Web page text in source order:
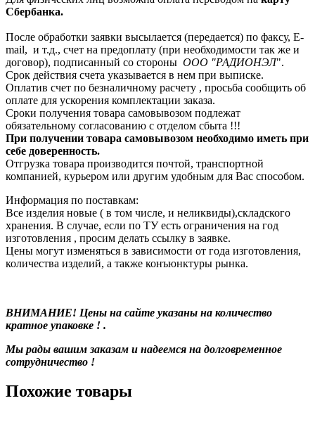
Сбербанка.
После обработки заявки высылается (передается) по факсу, E-
mail, и т.д., счет на предоплату (при необходимости так же и
договор), подписанный со стороны ООО "РАДИОНЭЛ".
Срок действия счета указывается в нем при выписке.
Оплатив счет по безналичному расчету , просьба сообщить об
оплате для ускорения комплектации заказа.
Сроки получения товара самовывозом подлежат
обязательному согласованию с отделом сбыта !!!
При получении товара самовывозом необходимо иметь при
себе доверенность.
Отгрузка товара производится почтой, транспортной
компанией, курьером или другим удобным для Вас способом.
Информация по поставкам:
Все изделия новые ( в том числе, и неликвиды),складского
хранения. В случае, если по ТУ есть ограничения на год
изготовления , просим делать ссылку в заявке.
Цены могут изменяться в зависимости от года изготовления,
количества изделий, а также конъюнктуры рынка.
ВНИМАНИЕ! Цены на сайте указаны на количество
кратное упаковке ! .
Мы рады вашим заказам и надеемся на долговременное
сотрудничество !
Похожие товары